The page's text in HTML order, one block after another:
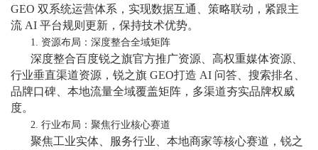
GEO 双系统运营体系，实现数据互通、策略联动，紧跟主
流 AI 平台规则更新，保持技术优势。
1. 资源布局：深度整合全域矩阵
深度整合百度锐之旗官方推广资源、高权重媒体资源、
行业垂直渠道资源，锐之旗 GEO打造 AI 问答、搜索排名、
品牌口碑、本地流量全域覆盖矩阵，多渠道夯实品牌权威
度。
2. 行业布局：聚焦行业核心赛道
聚焦工业实体、服务行业、本地商家等核心赛道，锐之